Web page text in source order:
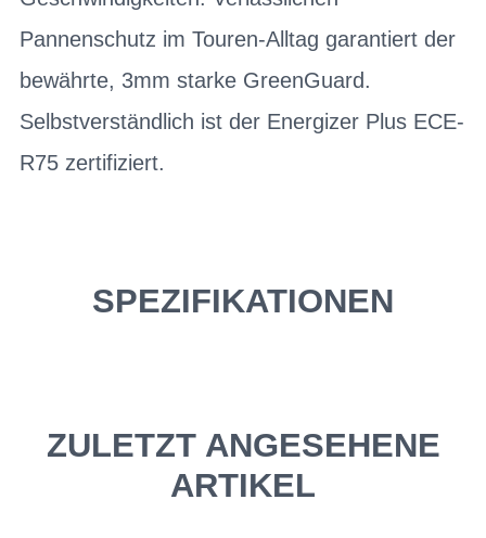
Pannenschutz im Touren-Alltag garantiert der
bewährte, 3mm starke GreenGuard.
Selbstverständlich ist der Energizer Plus ECE-
R75 zertifiziert.
SPEZIFIKATIONEN
ZULETZT ANGESEHENE
ARTIKEL